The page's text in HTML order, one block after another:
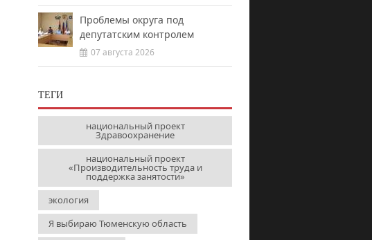
Проблемы округа под
депутатским контролем
07 августа 2026
ТЕГИ
национальный проект
Здравоохранение
национальный проект
«Производительность труда и
поддержка занятости»
экология
Я выбираю Тюменскую область